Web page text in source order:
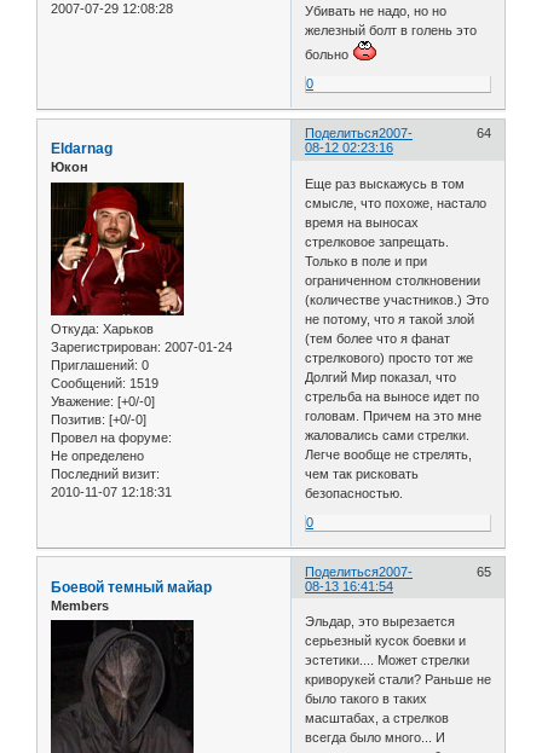
2007-07-29 12:08:28
Убивать не надо, но но
железный болт в голень это
больно
0
Поделиться 64
2007-
08-12 02:23:16
Eldarnag
Юкон
Откуда: Харьков
Зарегистрирован: 2007-01-24
Приглашений: 0
Сообщений: 1519
Уважение: [+0/-0]
Позитив: [+0/-0]
Провел на форуме:
Не определено
Последний визит:
2010-11-07 12:18:31
Еще раз выскажусь в том
смысле, что похоже, настало
время на выносах
стрелковое запрещать.
Только в поле и при
ограниченном столкновении
(количестве участников.) Это
не потому, что я такой злой
(тем более что я фанат
стрелкового) просто тот же
Долгий Мир показал, что
стрельба на выносе идет по
головам. Причем на это мне
жаловались сами стрелки.
Легче вообще не стрелять,
чем так рисковать
безопасностью.
0
Поделиться 65
2007-
08-13 16:41:54
Боевой темный майар
Members
Эльдар, это вырезается
серьезный кусок боевки и
эстетики.... Может стрелки
криворукей стали? Раньше не
было такого в таких
масштабах, а стрелков
всегда было много... И